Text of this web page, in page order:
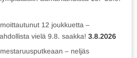
12 joukkuetta –
vielä 9.8. saakka! 3.8.2026
– neljäs